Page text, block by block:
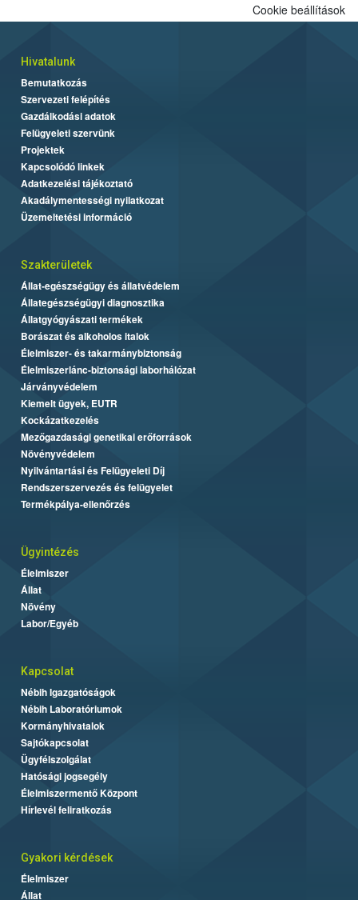
Cookie beállítások
Hivatalunk
Bemutatkozás
Szervezeti felépítés
Gazdálkodási adatok
Felügyeleti szervünk
Projektek
Kapcsolódó linkek
Adatkezelési tájékoztató
Akadálymentességi nyilatkozat
Üzemeltetési információ
Szakterületek
Állat-egészségügy és állatvédelem
Állategészségügyi diagnosztika
Állatgyógyászati termékek
Borászat és alkoholos italok
Élelmiszer- és takarmánybiztonság
Élelmiszerlánc-biztonsági laborhálózat
Járványvédelem
Kiemelt ügyek, EUTR
Kockázatkezelés
Mezőgazdasági genetikai erőforrások
Növényvédelem
Nyilvántartási és Felügyeleti Díj
Rendszerszervezés és felügyelet
Termékpálya-ellenőrzés
Ügyintézés
Élelmiszer
Állat
Növény
Labor/Egyéb
Kapcsolat
Nébih Igazgatóságok
Nébih Laboratóriumok
Kormányhivatalok
Sajtókapcsolat
Ügyfélszolgálat
Hatósági jogsegély
Élelmiszermentő Központ
Hírlevél feliratkozás
Gyakori kérdések
Élelmiszer
Állat